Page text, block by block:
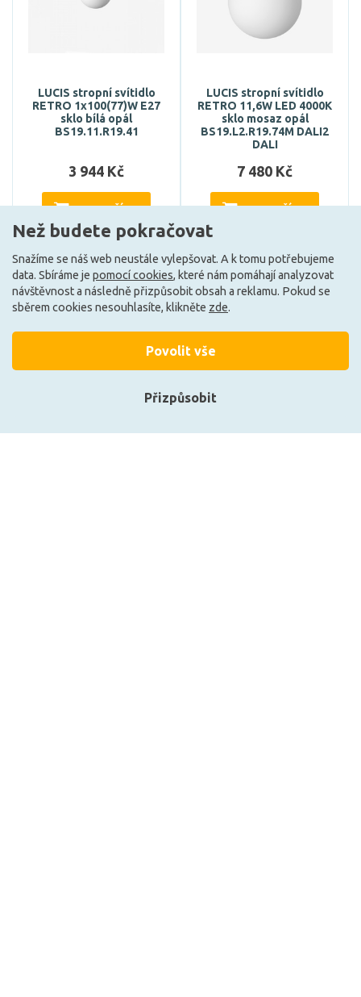
LUCIS stropní svítidlo
RETRO 1x100(77)W E27
sklo bílá opál
BS19.11.R19.41
3 944 Kč
DO KOŠÍKU
Může být u Vás 7. 9.
LUCIS stropní svítidlo
RETRO 11,6W LED 4000K
sklo mosaz opál
BS19.L2.R19.74M DALI2
DALI
7 480 Kč
DO KOŠÍKU
Může být u Vás 7. 9.
Načíst další
Ze stejné kolekce
Než budete pokračovat
Snažíme se náš web neustále vylepšovat. A k tomu potřebujeme
data. Sbíráme je pomocí cookies, které nám pomáhají analyzovat
návštěvnost a následně přizpůsobit obsah a reklamu. Pokud se
sběrem cookies nesouhlasíte, klikněte zde.
Přizpůsobit
Povolit vše